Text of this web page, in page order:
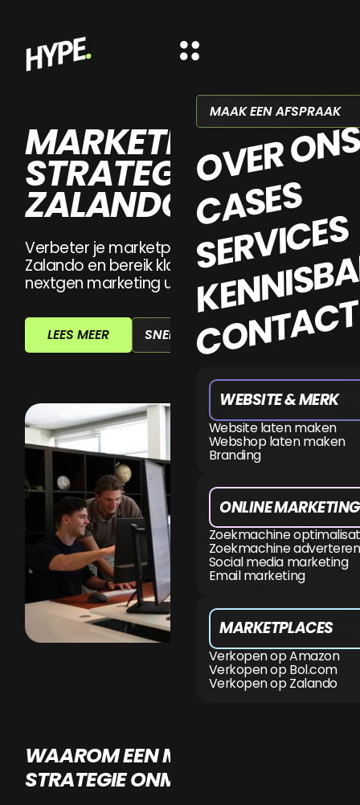
MAAK EEN AFSPRAAK
OVER
CASES
SERVICES
WEBSITE & MERK
Website laten maken
Webshop laten maken
Branding
ONLINE MARKETING
Zoekmachine
Zoekmachine
Social media marketing
Email marketing
MARKETPLACES
Verkopen op Amazon
Verkopen op Bol.com
Verkopen op Zalando
MARKETPLACE
STRATEGIE VOOR
ZALANDO
Verbeter je marketplace strategie op
Zalando en bereik klanten slimmer met
nextgen marketing uit Zeeland.
LEES MEER SNELLE AANVRAAG
WAAROM EEN MARKETPLACE
STRATEGIE ONMISBAAR IS